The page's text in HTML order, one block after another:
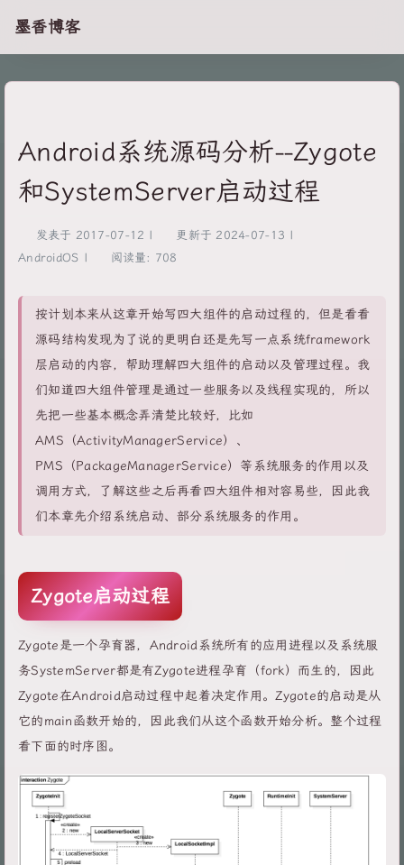
墨香博客
Android系统源码分析--Zygote
和SystemServer启动过程
发表于 2017-07-12 | 更新于 2024-07-13 |
AndroidOS | 阅读量: 708
按计划本来从这章开始写四大组件的启动过程的，但是看看
源码结构发现为了说的更明白还是先写一点系统framework
层启动的内容，帮助理解四大组件的启动以及管理过程。我
们知道四大组件管理是通过一些服务以及线程实现的，所以
先把一些基本概念弄清楚比较好，比如
AMS（ActivityManagerService）、
PMS（PackageManagerService）等系统服务的作用以及
调用方式，了解这些之后再看四大组件相对容易些，因此我
们本章先介绍系统启动、部分系统服务的作用。
Zygote启动过程
Zygote是一个孕育器，Android系统所有的应用进程以及系统服
务SystemServer都是有Zygote进程孕育（fork）而生的，因此
Zygote在Android启动过程中起着决定作用。Zygote的启动是从
它的main函数开始的，因此我们从这个函数开始分析。整个过程
看下面的时序图。